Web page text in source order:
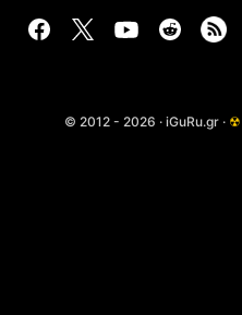
© 2012 - 2026 · iGuRu.gr · ☢